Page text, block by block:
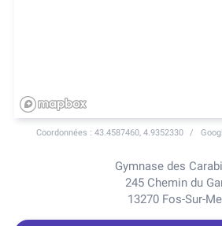
Coordonnées : 43.4587460, 4.9352330
Gymnase des
245 Chemin du
13270 Fos-Sur-